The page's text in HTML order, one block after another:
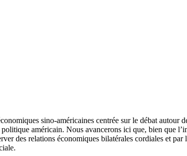
sino-américaines centrée sur le débat
américain. Nous avancerons ici que, bien que
des relations économiques bilatérales cordiales et